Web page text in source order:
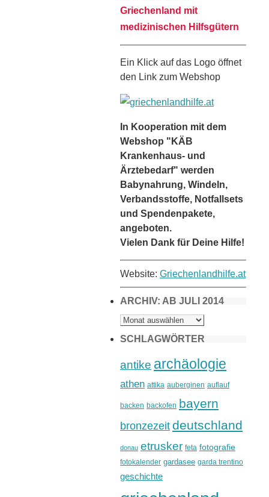
Griechenland mit
medizinischen Hilfsgütern
Ein Klick auf das Logo öffnet
den Link zum Webshop
In Kooperation mit dem
Webshop "KÄB
Krankenhaus- und
Ärztebedarf" werden
Babynahrung, Windeln,
Verbandsstoffe, Notfallsets
und Spendenpakete,
angeboten.
Vielen Dank für Deine Hilfe!
Website: Griechenlandhilfe.at
ARCHIV: AB JULI 2014
ARCHIV:
AB
2014
SCHLAGWÖRTER
antike archäologie
athen attika auberginen auflauf
backen backofen bayern
bronzezeit deutschland
donau etrusker feta fotografie
fotokalender gardasee garda trentino
geschichte